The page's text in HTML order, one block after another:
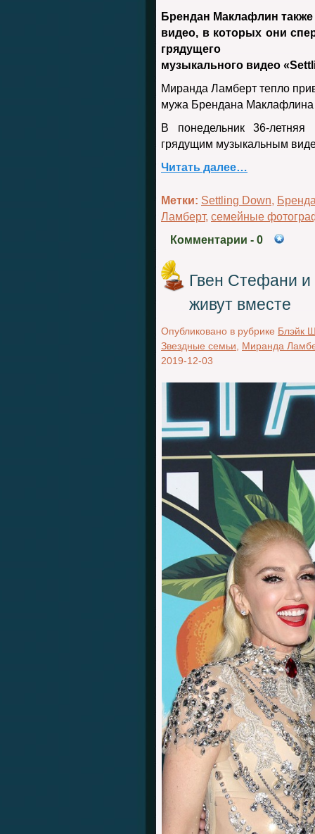
Брендан Маклафлин
видео, в которых они
грядущего
музыкального видео «
Миранда Ламберт тепло
мужа Брендана Маклафлина
В понедельник 36-летняя
грядущим музыкальным
Читать далее…
Метки: Settling Down,
Ламберт, семейные
Комментарии - 0
Гвен Стефани
живут вместе
Опубликовано в рубрике Блэйк
Звездные семьи
Миранда
2019-12-03